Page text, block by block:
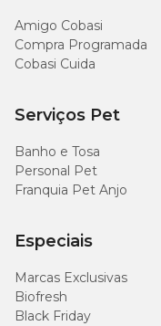
Amigo Cobasi
Compra Programada
Cobasi Cuida
Serviços Pet
Banho e Tosa
Personal Pet
Franquia Pet Anjo
Especiais
Marcas Exclusivas
Biofresh
Black Friday